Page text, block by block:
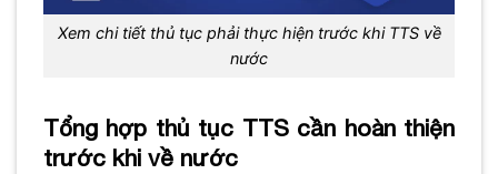
Xem chi tiết thủ tục phải thực hiện trước khi TTS về
nước
Tổng hợp thủ tục TTS cần hoàn thiện
trước khi về nước